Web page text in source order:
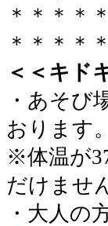
＊＊＊＊
＊＊＊＊
＜＜キド
・あそび
おります。
※体温が
だけませ
・大人の